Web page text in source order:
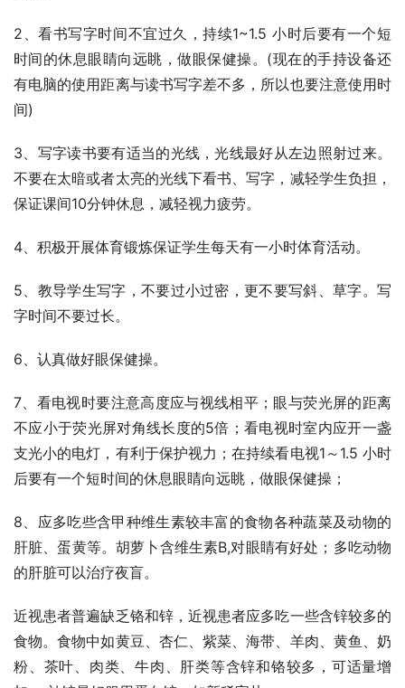
2、看书写字时间不宜过久，持续1~1.5 小时后要有一个短
时间的休息眼睛向远眺，做眼保健操。(现在的手持设备还
有电脑的使用距离与读书写字差不多，所以也要注意使用时
间)
3、写字读书要有适当的光线，光线最好从左边照射过来。
不要在太暗或者太亮的光线下看书、写字，减轻学生负担，
保证课间10分钟休息，减轻视力疲劳。
4、积极开展体育锻炼保证学生每天有一小时体育活动。
5、教导学生写字，不要过小过密，更不要写斜、草字。写
字时间不要过长。
6、认真做好眼保健操。
7、看电视时要注意高度应与视线相平；眼与荧光屏的距离
不应小于荧光屏对角线长度的5倍；看电视时室内应开一盏
支光小的电灯，有利于保护视力；在持续看电视1～1.5 小时
后要有一个短时间的休息眼睛向远眺，做眼保健操；
8、应多吃些含甲种维生素较丰富的食物各种蔬菜及动物的
肝脏、蛋黄等。胡萝卜含维生素B,对眼睛有好处；多吃动物
的肝脏可以治疗夜盲。
近视患者普遍缺乏铬和锌，近视患者应多吃一些含锌较多的
食物。食物中如黄豆、杏仁、紫菜、海带、羊肉、黄鱼、奶
粉、茶叶、肉类、牛肉、肝类等含锌和铬较多，可适量增